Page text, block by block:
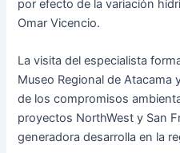
por efecto de la variación
Omar Vicencio.
La visita del especialista
Museo Regional de Atacama
de los compromisos
proyectos NorthWest y San
generadora desarrolla en la